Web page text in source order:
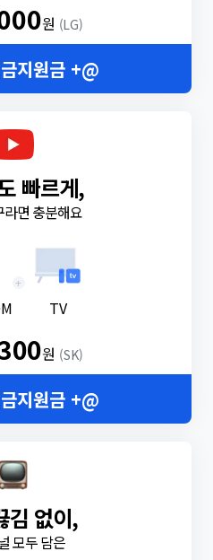
원 (LG)
지원금 +@
빠르게,
라면 충분해요
+
TV
원 (SK)
지원금 +@
김 없이,
모두 담은